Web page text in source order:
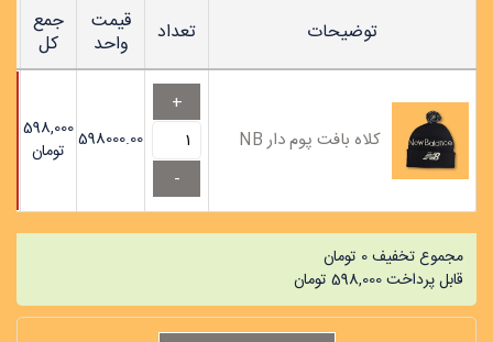
توضیحات تعداد قیمت
واحد
جمع
کل
کلاه بافت پوم دار NB 598000.00
598,000
تومان
مجموع تخفیف0 تومان
قابل پرداخت598,000 تومان